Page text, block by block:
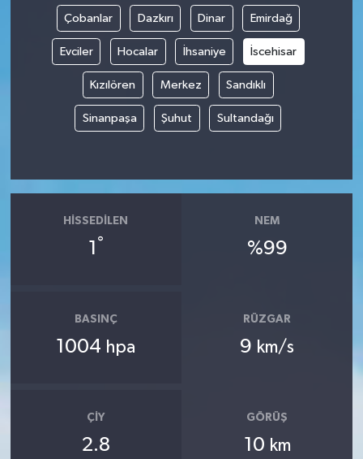
Çobanlar Dazkırı Dinar Emirdağ
Evciler Hocalar İhsaniye İscehisar
Kızılören Merkez Sandıklı
Sinanpaşa Şuhut Sultandağı
HISSEDILEN
°
NEM
%99
BASINÇ
1004 hpa
RÜZGAR
9 km/s
ÇIY
2.8
GÖRÜŞ
10 km